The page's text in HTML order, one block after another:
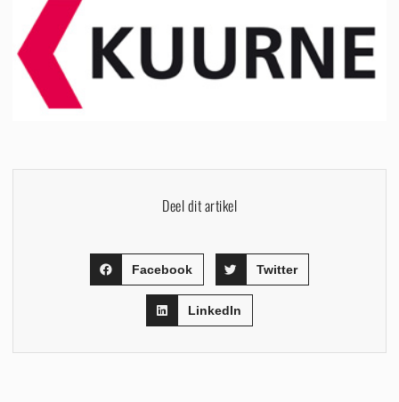
Deel dit artikel
Facebook Twitter
LinkedIn